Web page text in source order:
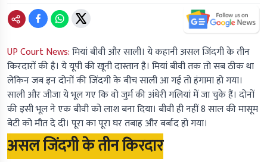
UP Court News:मियां बीवी और साली। ये कहानी असल जिंदगी के तीन
किरदारों की है। ये यूपी की खूनी दास्तान है। मियां बीवी तक तो सब ठीक था
लेकिन जब इन दोनों की जिंदगी के बीच साली आ गई तो हंगामा हो गया।
साली और जीजा ये भूल गए कि वो जुर्म की अंधेरी गलियां में जा चुके हैं। दोनों
की इसी भूल ने एक बीवी को लाश बना दिया। बीवी ही नहीं 8 साल की मासूम
बेटी को मौत दे दी। पूरा का पूरा घर तबाह और बर्बाद हो गया।
असल जिंदगी के तीन किरदार